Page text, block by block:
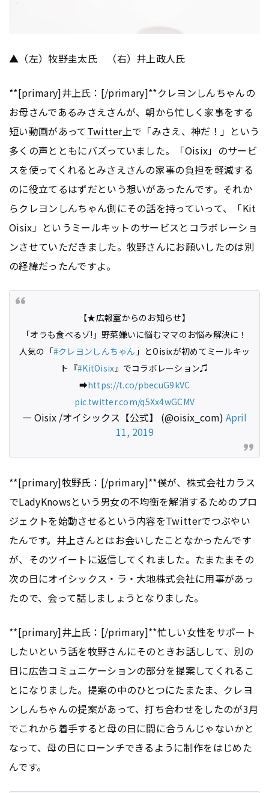
▲（左）牧野圭太氏 （右）井上政人氏
**[primary]井上氏：[/primary]**クレヨンしんちゃんの
お母さんであるみさえさんが、朝から忙しく家事をする
短い動画があってTwitter上で「みさえ、神だ！」という
多くの声とともにバズっていました。「Oisix」のサービ
スを使ってくれるとみさえさんの家事の負担を軽減する
のに役立てるはずだという想いがあったんです。それか
らクレヨンしんちゃん側にその話を持っていって、「Kit
Oisix」というミールキットのサービスとコラボレーショ
ンさせていただきました。牧野さんにお願いしたのは別
の経緯だったんですよ。
【★広報室からのお知らせ】
「オラも食べるゾ!」野菜嫌いに悩むママのお悩み解決に！
人気の「#クレヨンしんちゃん 」とOisixが初めてミールキッ
ト『#KitOisix』でコラボレーション♫
➡️https://t.co/pbecuG9kVC
pic.twitter.com/q5Xx4wGCMV
— Oisix /オイシックス【公式】 (@oisix_com) April
11, 2019
**[primary]牧野氏：[/primary]**僕が、株式会社カラス
でLadyKnowsという男女の不均衡を解消するためのプロ
ジェクトを始動させるという内容をTwitterでつぶやい
たんです。井上さんとはお会いしたことなかったんです
が、そのツイートに返信してくれました。たまたまその
次の日にオイシックス・ラ・大地株式会社に用事があっ
たので、会って話しましょうとなりました。
**[primary]井上氏：[/primary]**忙しい女性をサポート
したいという話を牧野さんにそのときお話しして、別の
日に広告コミュニケーションの部分を提案してくれるこ
とになりました。提案の中のひとつにたまたま、クレヨ
ンしんちゃんの提案があって、打ち合わせをしたのが3月
でこれから着手すると母の日に間に合うんじゃないかと
なって、母の日にローンチできるように制作をはじめた
んです。